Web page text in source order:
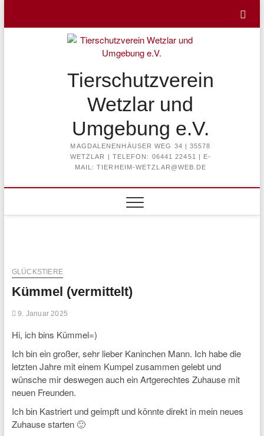
content
Tierschutzverein
Wetzlar und
Umgebung e.V.
MAGDALENENHÄUSER WEG 34 | 35578
WETZLAR | TELEFON: 06441 22451 | E-
MAIL: TIERHEIM-WETZLAR@WEB.DE
GLÜCKSTIERE
Kümmel (vermittelt)
9. Januar 2025
Hi, ich bins Kümmel=)
Ich bin ein großer, sehr lieber Kaninchen Mann. Ich habe die
letzten Jahre mit einem Kumpel zusammen gelebt und
wünsche mir deswegen auch ein Artgerechtes Zuhause mit
neuen Freunden.
Ich bin Kastriert und geimpft und könnte direkt in mein neues
Zuhause starten 🙂